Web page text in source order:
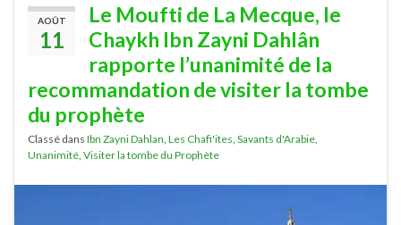
AOÛT
11
Le Moufti de La Mecque, le
Chaykh Ibn Zayni Dahlân
rapporte l’unanimité de la
recommandation de visiter la tombe
du prophète
Classé dans Ibn Zayni Dahlan Les Chafi'ites Savants d'Arabie
Unanimité Visiter la tombe du Prophète